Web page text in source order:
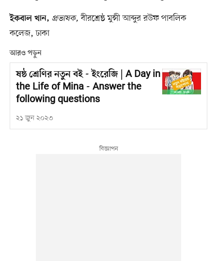
ইকবাল খান, প্রভাষক, বীরশ্রেষ্ঠ মুন্সী আব্দুর রউফ পাবলিক
কলেজ, ঢাকা
আরও পড়ুন
ষষ্ঠ শ্রেণির নতুন বই - ইংরেজি | A Day in
the Life of Mina - Answer the
following questions
২১ জুন ২০২৩